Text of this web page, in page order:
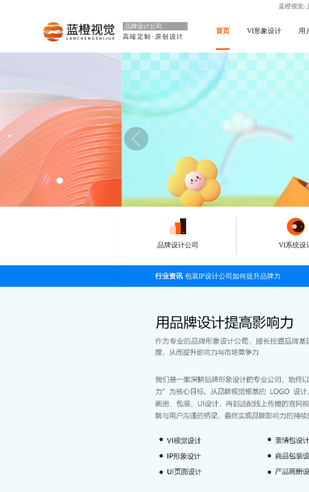
蓝橙视觉-
品牌设计公司
高端定制·原创设计
首页 VI形象设计 用
品牌设计公司 VI系统设
行业资讯 包装IP设计公司如何提升品牌力